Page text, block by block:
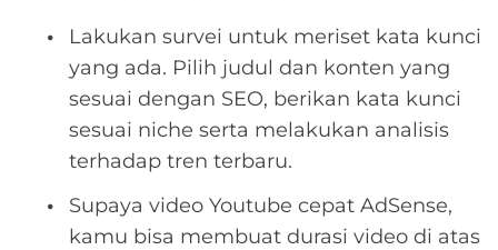
Lakukan survei untuk meriset kata kunci
yang ada. Pilih judul dan konten yang
sesuai dengan SEO, berikan kata kunci
sesuai niche serta melakukan analisis
terhadap tren terbaru.
Supaya video Youtube cepat AdSense,
kamu bisa membuat durasi video di atas